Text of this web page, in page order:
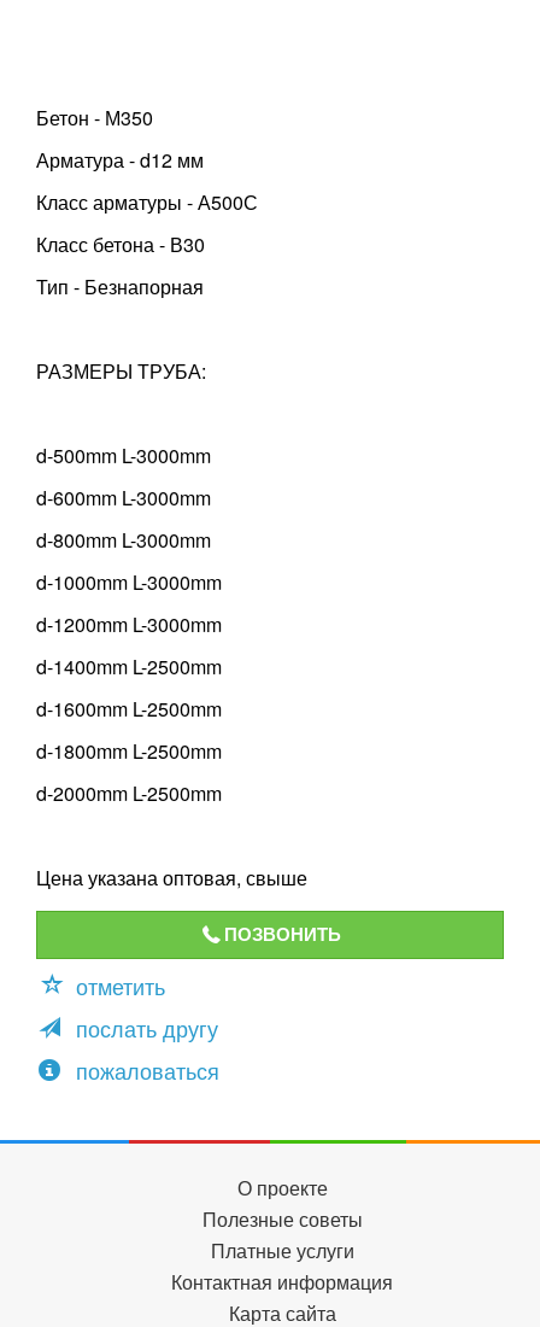
Бетон - М350
Арматура - d12 мм
Класс арматуры - А500С
Класс бетона - В30
Тип - Безнапорная
РАЗМЕРЫ ТРУБА:
d-500mm L-3000mm
d-600mm L-3000mm
d-800mm L-3000mm
d-1000mm L-3000mm
d-1200mm L-3000mm
d-1400mm L-2500mm
d-1600mm L-2500mm
d-1800mm L-2500mm
d-2000mm L-2500mm
Цена указана оптовая, свыше
ПОЗВОНИТЬ
отметить
послать другу
пожаловаться
О проекте
Полезные советы
Платные услуги
Контактная информация
Карта сайта